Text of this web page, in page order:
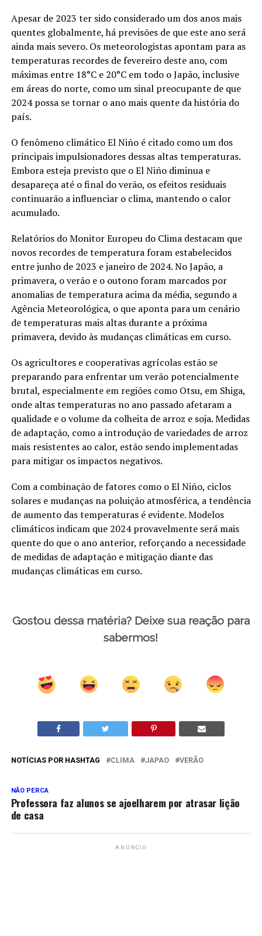
Apesar de 2023 ter sido considerado um dos anos mais
quentes globalmente, há previsões de que este ano será
ainda mais severo. Os meteorologistas apontam para as
temperaturas recordes de fevereiro deste ano, com
máximas entre 18°C e 20°C em todo o Japão, inclusive
em áreas do norte, como um sinal preocupante de que
2024 possa se tornar o ano mais quente da história do
país.
O fenômeno climático El Niño é citado como um dos
principais impulsionadores dessas altas temperaturas.
Embora esteja previsto que o El Niño diminua e
desapareça até o final do verão, os efeitos residuais
continuarão a influenciar o clima, mantendo o calor
acumulado.
Relatórios do Monitor Europeu do Clima destacam que
novos recordes de temperatura foram estabelecidos
entre junho de 2023 e janeiro de 2024. No Japão, a
primavera, o verão e o outono foram marcados por
anomalias de temperatura acima da média, segundo a
Agência Meteorológica, o que aponta para um cenário
de temperaturas mais altas durante a próxima
primavera, devido às mudanças climáticas em curso.
Os agricultores e cooperativas agrícolas estão se
preparando para enfrentar um verão potencialmente
brutal, especialmente em regiões como Otsu, em Shiga,
onde altas temperaturas no ano passado afetaram a
qualidade e o volume da colheita de arroz e soja. Medidas
de adaptação, como a introdução de variedades de arroz
mais resistentes ao calor, estão sendo implementadas
para mitigar os impactos negativos.
Com a combinação de fatores como o El Niño, ciclos
solares e mudanças na poluição atmosférica, a tendência
de aumento das temperaturas é evidente. Modelos
climáticos indicam que 2024 provavelmente será mais
quente do que o ano anterior, reforçando a necessidade
de medidas de adaptação e mitigação diante das
mudanças climáticas em curso.
Gostou dessa matéria? Deixe sua reação para
sabermos!
NOTÍCIAS POR HASHTAG CLIMA JAPAO VERÃO
NÃO PERCA
Professora faz alunos se ajoelharem por atrasar lição
de casa
ANÚNCIO